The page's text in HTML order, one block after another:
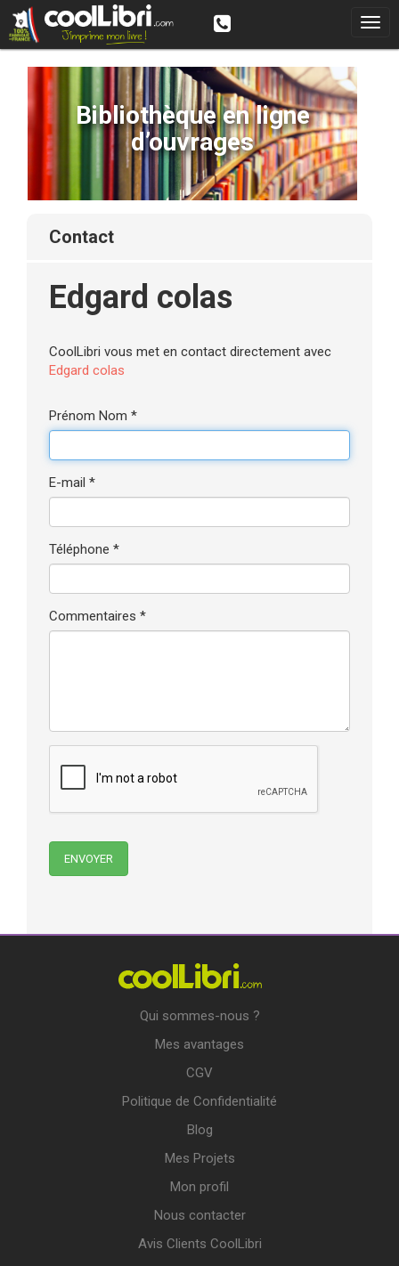
Bibliothèque en ligne
d’ouvrages
contact
Edgard colas
CoolLibri vous met en contact directement avec
Edgard colas
Prénom Nom *
E-mail *
Téléphone *
Commentaires *
Qui sommes-nous ?
Mes avantages
CGV
Politique de Confidentialité
Blog
Mes Projets
Mon profil
Nous contacter
Avis Clients CoolLibri